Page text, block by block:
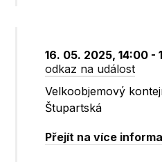
16. 05. 2025, 14:00 -
odkaz na událost
Velkoobjemový
Štupartská
Přejít na více